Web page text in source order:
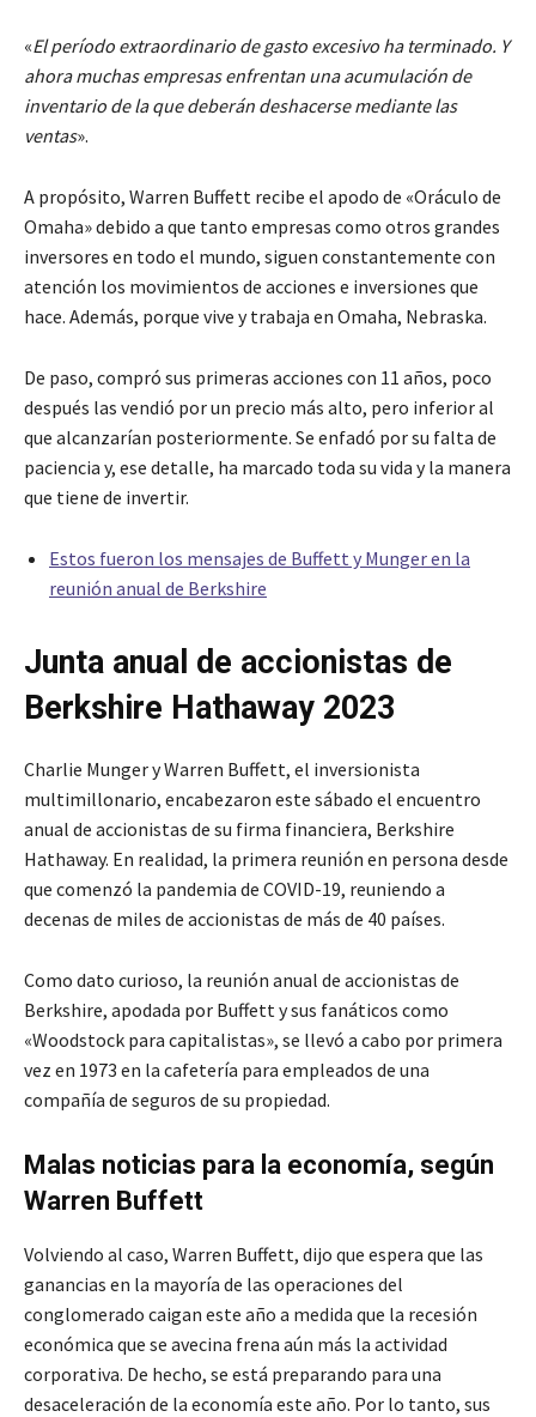
«El período extraordinario de gasto excesivo ha terminado. Y
ahora muchas empresas enfrentan una acumulación de
inventario de la que deberán deshacerse mediante las
ventas».
A propósito, Warren Buffett recibe el apodo de «Oráculo de
Omaha» debido a que tanto empresas como otros grandes
inversores en todo el mundo, siguen constantemente con
atención los movimientos de acciones e inversiones que
hace. Además, porque vive y trabaja en Omaha, Nebraska.
De paso, compró sus primeras acciones con 11 años, poco
después las vendió por un precio más alto, pero inferior al
que alcanzarían posteriormente. Se enfadó por su falta de
paciencia y, ese detalle, ha marcado toda su vida y la manera
que tiene de invertir.
Estos fueron los mensajes de Buffett y Munger en la
reunión anual de Berkshire
Junta anual de accionistas de
Berkshire Hathaway 2023
Charlie Munger y Warren Buffett, el inversionista
multimillonario, encabezaron este sábado el encuentro
anual de accionistas de su firma financiera, Berkshire
Hathaway. En realidad, la primera reunión en persona desde
que comenzó la pandemia de COVID-19, reuniendo a
decenas de miles de accionistas de más de 40 países.
Como dato curioso, la reunión anual de accionistas de
Berkshire, apodada por Buffett y sus fanáticos como
«Woodstock para capitalistas», se llevó a cabo por primera
vez en 1973 en la cafetería para empleados de una
compañía de seguros de su propiedad.
Malas noticias para la economía, según
Warren Buffett
Volviendo al caso, Warren Buffett, dijo que espera que las
ganancias en la mayoría de las operaciones del
conglomerado caigan este año a medida que la recesión
económica que se avecina frena aún más la actividad
corporativa. De hecho, se está preparando para una
desaceleración de la economía este año. Por lo tanto, sus